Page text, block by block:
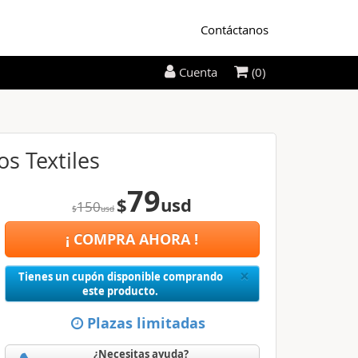
Contáctanos
Textiles
$150usd $79usd
¡ COMPRA AHORA !
×Close
Tienes un cupón disponible comprando
este producto.
Plazas limitadas
¿Necesitas ayuda?
Cuenta (0)